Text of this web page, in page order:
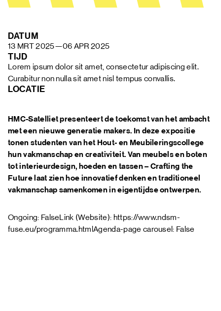
FAQ
DATUM
13 MRT 2025—06 APR 2025
TIJD
Lorem ipsum dolor sit amet, consectetur adipiscing elit.
Curabitur non nulla sit amet nisl tempus convallis.
LOCATIE
HMC-Satelliet presenteert de toekomst van het ambacht
met een nieuwe generatie makers. In deze expositie
tonen studenten van het Hout- en Meubileringscollege
hun vakmanschap en creativiteit. Van meubels en boten
tot interieurdesign, hoeden en tassen – Crafting the
Future laat zien hoe innovatief denken en traditioneel
vakmanschap samenkomen in eigentijdse ontwerpen.
Ongoing: FalseLink (Website): https://www.ndsm-
fuse.eu/programma.htmlAgenda-page carousel: False